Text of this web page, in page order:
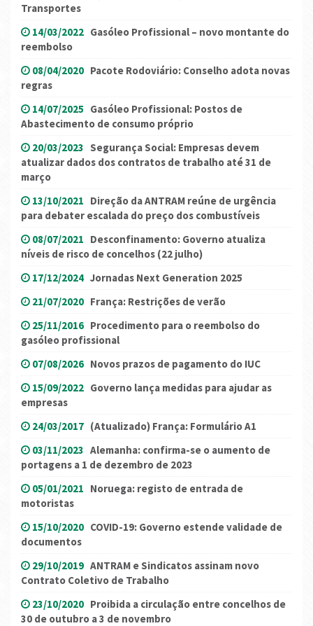
Transportes
14/03/2022 Gasóleo Profissional – novo montante do
reembolso
08/04/2020 Pacote Rodoviário: Conselho adota novas
regras
14/07/2025 Gasóleo Profissional: Postos de
Abastecimento de consumo próprio
20/03/2023 Segurança Social: Empresas devem
atualizar dados dos contratos de trabalho até 31 de
março
13/10/2021 Direção da ANTRAM reúne de urgência
para debater escalada do preço dos combustíveis
08/07/2021 Desconfinamento: Governo atualiza
níveis de risco de concelhos (22 julho)
17/12/2024 Jornadas Next Generation 2025
21/07/2020 França: Restrições de verão
25/11/2016 Procedimento para o reembolso do
gasóleo profissional
07/08/2026 Novos prazos de pagamento do IUC
15/09/2022 Governo lança medidas para ajudar as
empresas
24/03/2017 (Atualizado) França: Formulário A1
03/11/2023 Alemanha: confirma-se o aumento de
portagens a 1 de dezembro de 2023
05/01/2021 Noruega: registo de entrada de
motoristas
15/10/2020 COVID-19: Governo estende validade de
documentos
29/10/2019 ANTRAM e Sindicatos assinam novo
Contrato Coletivo de Trabalho
23/10/2020 Proibida a circulação entre concelhos de
30 de outubro a 3 de novembro